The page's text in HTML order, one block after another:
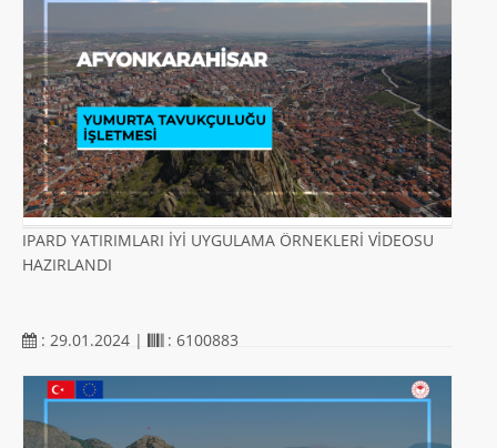
IPARD YATIRIMLARI İYİ UYGULAMA ÖRNEKLERİ VİDEOSU
HAZIRLANDI
: 29.01.2024 | : 6100883